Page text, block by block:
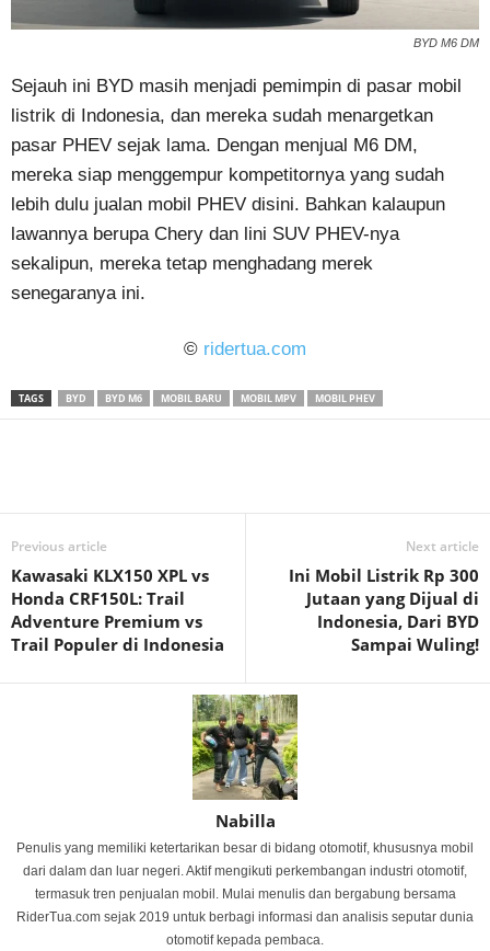
BYD M6 DM
Sejauh ini BYD masih menjadi pemimpin di pasar mobil
listrik di Indonesia, dan mereka sudah menargetkan
pasar PHEV sejak lama. Dengan menjual M6 DM,
mereka siap menggempur kompetitornya yang sudah
lebih dulu jualan mobil PHEV disini. Bahkan kalaupun
lawannya berupa Chery dan lini SUV PHEV-nya
sekalipun, mereka tetap menghadang merek
senegaranya ini.
© ridertua.com
TAGS BYD BYD M6 MOBIL BARU MOBIL MPV MOBIL PHEV
Previous article
Kawasaki KLX150 XPL vs
Honda CRF150L: Trail
Adventure Premium vs
Trail Populer di Indonesia
Next article
Ini Mobil Listrik Rp 300
Jutaan yang Dijual di
Indonesia, Dari BYD
Sampai Wuling!
Nabilla
Penulis yang memiliki ketertarikan besar di bidang otomotif, khususnya mobil
dari dalam dan luar negeri. Aktif mengikuti perkembangan industri otomotif,
termasuk tren penjualan mobil. Mulai menulis dan bergabung bersama
RiderTua.com sejak 2019 untuk berbagi informasi dan analisis seputar dunia
otomotif kepada pembaca.